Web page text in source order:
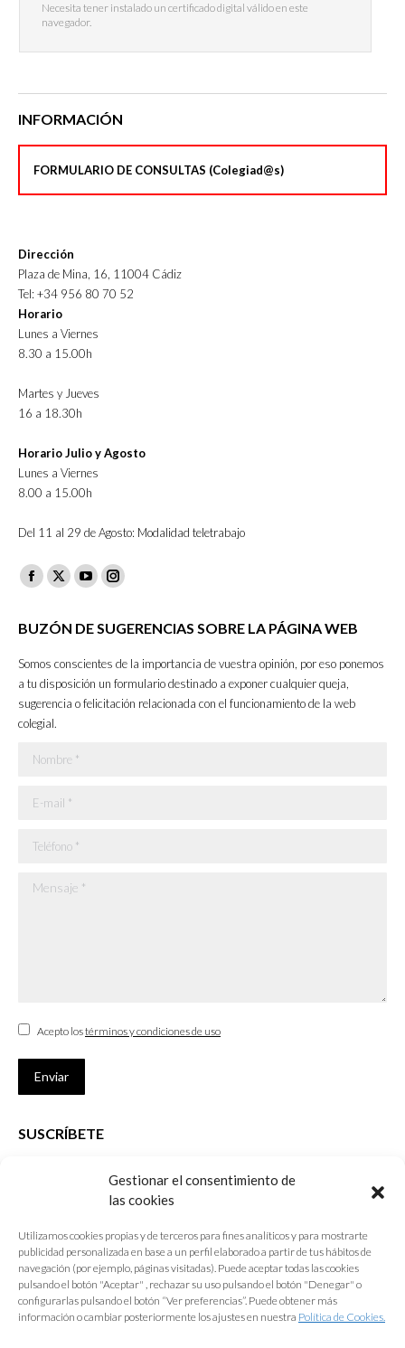
Gestionar el consentimiento de
las cookies
Utilizamos cookies propias y de terceros para fines analíticos y para mostrarte
publicidad personalizada en base a un perfil elaborado a partir de tus hábitos de
navegación (por ejemplo, páginas visitadas). Puede aceptar todas las cookies
pulsando el botón "Aceptar" , rechazar su uso pulsando el botón "Denegar" o
configurarlas pulsando el botón “Ver preferencias”. Puede obtener más
información o cambiar posteriormente los ajustes en nuestra Política de Cookies.
Necesita tener instalado un certificado digital válido en este
navegador.
INFORMACIÓN
FORMULARIO DE CONSULTAS (Colegiad@s)
Dirección
Plaza de Mina, 16, 11004 Cádiz
Tel: +34 956 80 70 52
Horario
Lunes a Viernes
8.30 a 15.00h
Martes y Jueves
16 a 18.30h
Horario Julio y Agosto
Lunes a Viernes
8.00 a 15.00h
Del 11 al 29 de Agosto: Modalidad teletrabajo
Facebook
opens
new
window
X
opens
new
window
YouTube
opens
new
window
Instagram
opens
in
new
window
BUZÓN DE SUGERENCIAS SOBRE LA PÁGINA WEB
Somos conscientes de la importancia de vuestra opinión, por eso ponemos
a tu disposición un formulario destinado a exponer cualquier queja,
sugerencia o felicitación relacionada con el funcionamiento de la web
colegial.
Nombre *
E-mail *
Teléfono *
Mensaje *
Acepto lostérminos y condiciones de uso
Enviar
SUSCRÍBETE
que desarrolla el Colegio de Arquitectos de Cádiz
E-mail *
Acepto lostérminos y condiciones de uso